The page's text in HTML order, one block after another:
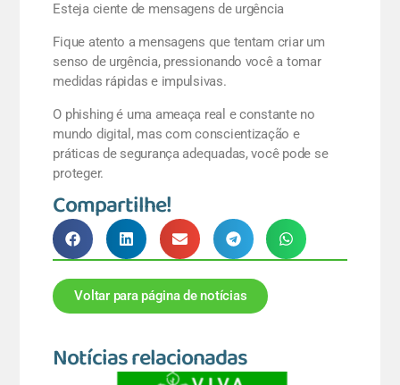
Esteja ciente de mensagens de urgência
Fique atento a mensagens que tentam criar um
senso de urgência, pressionando você a tomar
medidas rápidas e impulsivas.
O phishing é uma ameaça real e constante no
mundo digital, mas com conscientização e
práticas de segurança adequadas, você pode se
proteger.
Compartilhe!
Voltar para página de notícias
Notícias relacionadas